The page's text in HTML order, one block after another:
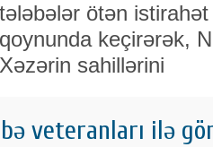
tələbələr ötən
qoynunda keçirərək,
Xəzərin sahillərini
veteranları ilə